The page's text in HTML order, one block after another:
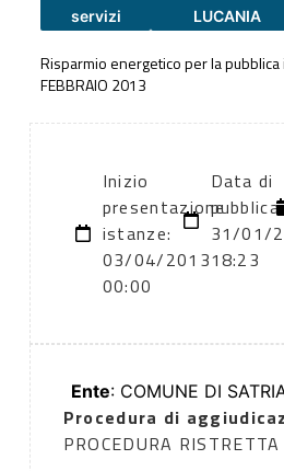
servizi
LUCANIA
Risparmio energetico per la
FEBBRAIO 2013
Inizio
presentazione
istanze:
03/04/2013
00:00
Data di
31/01/
18:23
Ente: COMUNE DI
Procedura di
PROCEDURA RISTRETTA